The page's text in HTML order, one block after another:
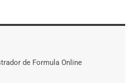
de Formula Online